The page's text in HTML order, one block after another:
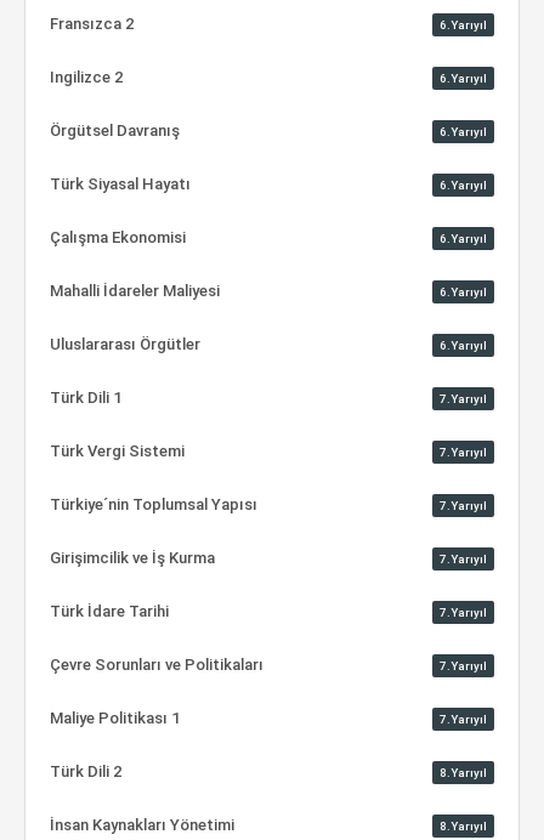
Fransızca 2 6.Yarıyıl
Ingilizce 2 6.Yarıyıl
Örgütsel Davranış 6.Yarıyıl
Türk Siyasal Hayatı 6.Yarıyıl
Çalışma Ekonomisi 6.Yarıyıl
Mahalli İdareler Maliyesi 6.Yarıyıl
Uluslararası Örgütler 6.Yarıyıl
Türk Dili 1 7.Yarıyıl
Türk Vergi Sistemi 7.Yarıyıl
Türkiye´nin Toplumsal Yapısı 7.Yarıyıl
Girişimcilik ve İş Kurma 7.Yarıyıl
Türk İdare Tarihi 7.Yarıyıl
Çevre Sorunları ve Politikaları 7.Yarıyıl
Maliye Politikası 1 7.Yarıyıl
Türk Dili 2 8.Yarıyıl
İnsan Kaynakları Yönetimi 8.Yarıyıl